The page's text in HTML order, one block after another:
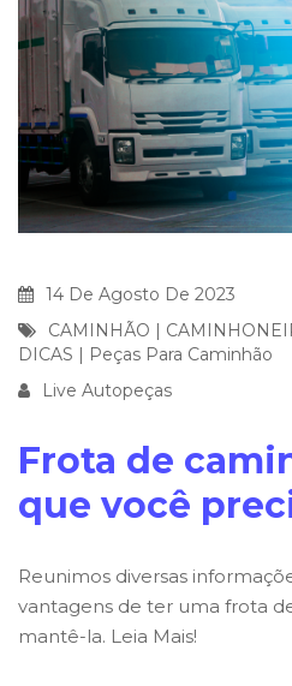
14 De Agosto De 2023
CAMINHÃO |
DICAS | Peças Para Caminhão
Live Autopeças
Frota de
que você
Reunimos diversas
vantagens de ter uma frota
mantê-la. Leia Mais!